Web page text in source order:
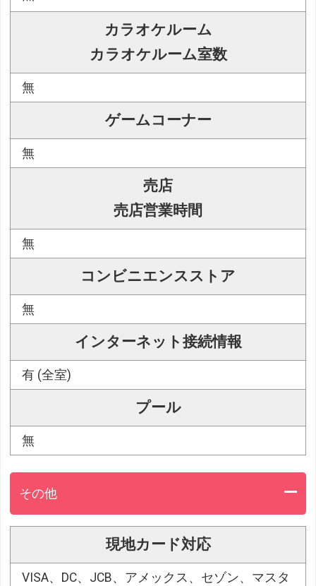
カラオケルーム
カラオケルーム室数
無
ゲームコーナー
無
売店
売店営業時間
無
コンビニエンスストア
無
インターネット接続情報
有 (全室)
プール
無
その他
現地カード対応
VISA、DC、JCB、アメックス、セゾン、マスタ